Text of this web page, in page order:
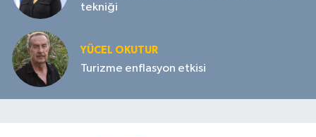
tekniği
YÜCEL OKUTUR
Turizme enflasyon etkisi